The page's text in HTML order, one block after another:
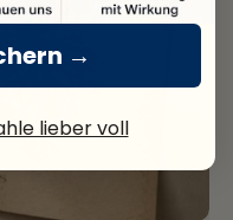
→
lieber voll